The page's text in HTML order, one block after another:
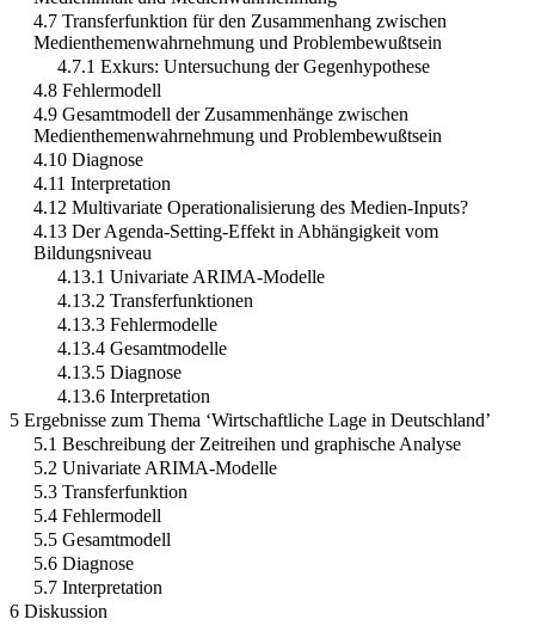
4.7 Transferfunktion für den Zusammenhang zwischen
Medienthemenwahrnehmung und Problembewußtsein
4.7.1 Exkurs: Untersuchung der Gegenhypothese
4.8 Fehlermodell
4.9 Gesamtmodell der Zusammenhänge zwischen
Medienthemenwahrnehmung und Problembewußtsein
4.10 Diagnose
4.11 Interpretation
4.12 Multivariate Operationalisierung des Medien-Inputs?
4.13 Der Agenda-Setting-Effekt in Abhängigkeit vom
Bildungsniveau
4.13.1 Univariate ARIMA-Modelle
4.13.2 Transferfunktionen
4.13.3 Fehlermodelle
4.13.4 Gesamtmodelle
4.13.5 Diagnose
4.13.6 Interpretation
5 Ergebnisse zum Thema ‘Wirtschaftliche Lage in Deutschland’
5.1 Beschreibung der Zeitreihen und graphische Analyse
5.2 Univariate ARIMA-Modelle
5.3 Transferfunktion
5.4 Fehlermodell
5.5 Gesamtmodell
5.6 Diagnose
5.7 Interpretation
6 Diskussion